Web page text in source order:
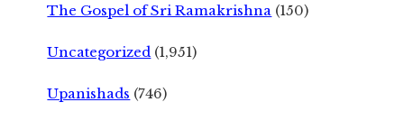
The Gospel of Sri Ramakrishna (150)
Uncategorized (1,951)
Upanishads (746)